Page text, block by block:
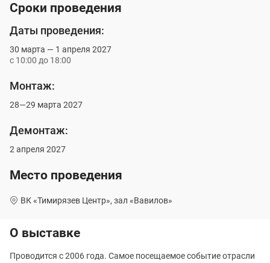
Сроки проведения
Даты проведения:
30 марта — 1 апреля 2027
с 10:00 до 18:00
Монтаж:
28—29 марта 2027
Демонтаж:
2 апреля 2027
Место проведения
ВК «Тимирязев Центр», зал «Вавилов»
О выставке
Проводится с 2006 года. Самое посещаемое событие отрасли